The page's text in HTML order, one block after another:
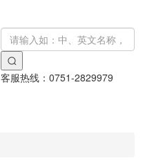
客服热线： 0751-2829979